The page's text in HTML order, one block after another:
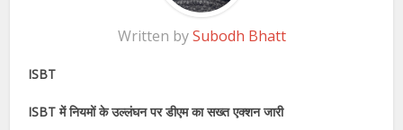
Written bySubodh Bhatt
ISBT
ISBT में नियमों के उल्लंघन पर डीएम का सख्त एक्शन जारी